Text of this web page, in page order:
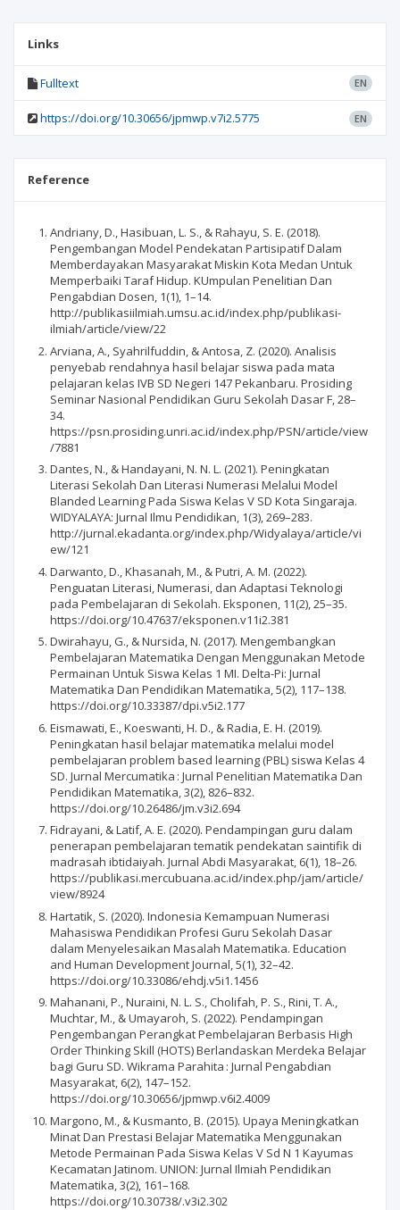
Links
Fulltext EN
https://doi.org/10.30656/jpmwp.v7i2.5775 EN
Reference
Andriany, D., Hasibuan, L. S., & Rahayu, S. E. (2018).
Pengembangan Model Pendekatan Partisipatif Dalam
Memberdayakan Masyarakat Miskin Kota Medan Untuk
Memperbaiki Taraf Hidup. KUmpulan Penelitian Dan
Pengabdian Dosen, 1(1), 1–14.
http://publikasiilmiah.umsu.ac.id/index.php/publikasi-
ilmiah/article/view/22
Arviana, A., Syahrilfuddin, & Antosa, Z. (2020). Analisis
penyebab rendahnya hasil belajar siswa pada mata
pelajaran kelas IVB SD Negeri 147 Pekanbaru. Prosiding
Seminar Nasional Pendidikan Guru Sekolah Dasar F, 28–
34.
https://psn.prosiding.unri.ac.id/index.php/PSN/article/view
/7881
Dantes, N., & Handayani, N. N. L. (2021). Peningkatan
Literasi Sekolah Dan Literasi Numerasi Melalui Model
Blanded Learning Pada Siswa Kelas V SD Kota Singaraja.
WIDYALAYA: Jurnal Ilmu Pendidikan, 1(3), 269–283.
http://jurnal.ekadanta.org/index.php/Widyalaya/article/vi
ew/121
Darwanto, D., Khasanah, M., & Putri, A. M. (2022).
Penguatan Literasi, Numerasi, dan Adaptasi Teknologi
pada Pembelajaran di Sekolah. Eksponen, 11(2), 25–35.
https://doi.org/10.47637/eksponen.v11i2.381
Dwirahayu, G., & Nursida, N. (2017). Mengembangkan
Pembelajaran Matematika Dengan Menggunakan Metode
Permainan Untuk Siswa Kelas 1 MI. Delta-Pi: Jurnal
Matematika Dan Pendidikan Matematika, 5(2), 117–138.
https://doi.org/10.33387/dpi.v5i2.177
Eismawati, E., Koeswanti, H. D., & Radia, E. H. (2019).
Peningkatan hasil belajar matematika melalui model
pembelajaran problem based learning (PBL) siswa Kelas 4
SD. Jurnal Mercumatika : Jurnal Penelitian Matematika Dan
Pendidikan Matematika, 3(2), 826–832.
https://doi.org/10.26486/jm.v3i2.694
Fidrayani, & Latif, A. E. (2020). Pendampingan guru dalam
penerapan pembelajaran tematik pendekatan saintifik di
madrasah ibtidaiyah. Jurnal Abdi Masyarakat, 6(1), 18–26.
https://publikasi.mercubuana.ac.id/index.php/jam/article/
view/8924
Hartatik, S. (2020). Indonesia Kemampuan Numerasi
Mahasiswa Pendidikan Profesi Guru Sekolah Dasar
dalam Menyelesaikan Masalah Matematika. Education
and Human Development Journal, 5(1), 32–42.
https://doi.org/10.33086/ehdj.v5i1.1456
Mahanani, P., Nuraini, N. L. S., Cholifah, P. S., Rini, T. A.,
Muchtar, M., & Umayaroh‬, S. (2022). Pendampingan
Pengembangan Perangkat Pembelajaran Berbasis High
Order Thinking Skill (HOTS) Berlandaskan Merdeka Belajar
bagi Guru SD. Wikrama Parahita : Jurnal Pengabdian
Masyarakat, 6(2), 147–152.
https://doi.org/10.30656/jpmwp.v6i2.4009
Margono, M., & Kusmanto, B. (2015). Upaya Meningkatkan
Minat Dan Prestasi Belajar Matematika Menggunakan
Metode Permainan Pada Siswa Kelas V Sd N 1 Kayumas
Kecamatan Jatinom. UNION: Jurnal Ilmiah Pendidikan
Matematika, 3(2), 161–168.
https://doi.org/10.30738/.v3i2.302